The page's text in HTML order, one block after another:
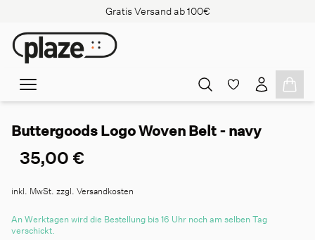
Gratis Versand ab 100€
Buttergoods Logo Woven Belt - navy
35,00 €
inkl. MwSt. zzgl. Versandkosten
An Werktagen wird die Bestellung bis 16 Uhr noch am selben Tag
verschickt.